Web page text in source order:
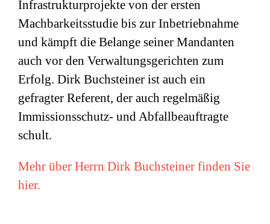
Infrastrukturprojekte von der ersten
Machbarkeitsstudie bis zur Inbetriebnahme
und kämpft die Belange seiner Mandanten
auch vor den Verwaltungsgerichten zum
Erfolg. Dirk Buchsteiner ist auch ein
gefragter Referent, der auch regelmäßig
Immissionsschutz- und Abfallbeauftragte
schult.
Mehr über Herrn Dirk Buchsteiner finden Sie
hier.